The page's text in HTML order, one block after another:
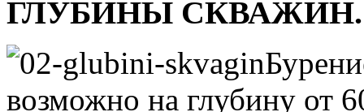
ГЛУБИНЫ СКВАЖИН.
возможно на глубину от